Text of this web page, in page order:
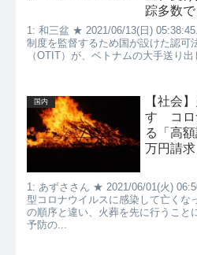
踪多数
1: 和三盆 ★ 2021/06/13(日)
制度を監督するため国が設けた認可
（OTIT）が、ベトナムの大手送り出
国内
【社会
す コロ
る「高
万円請
1: あずささん ★ 2021/06/01(火)
型コロナウイルスに感染して亡くな
の順序と違い、火葬を先に行うこと
予防の...